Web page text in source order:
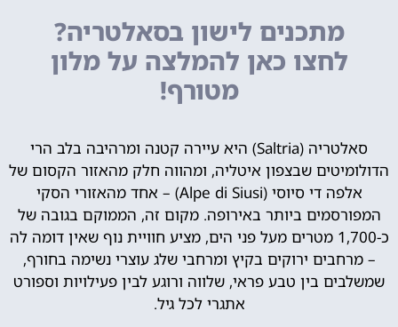
מתכנים לישון בסאלטריה?
לחצו כאן להמלצה על מלון
מטורף!
סאלטריה (Saltria) היא עיירה קטנה ומרהיבה בלב הרי
הדולומיטים שבצפון איטליה, ומהווה חלק מהאזור הקסום של
אלפה די סיוסי (Alpe di Siusi) – אחד מהאזורי הסקי
המפורסמים ביותר באירופה. מקום זה, הממוקם בגובה של
כ-1,700 מטרים מעל פני הים, מציע חוויית נוף שאין דומה לה
– מרחבים ירוקים בקיץ ומרחבי שלג עוצרי נשימה בחורף,
שמשלבים בין טבע פראי, שלווה ורוגע לבין פעילויות וספורט
אתגרי לכל גיל.